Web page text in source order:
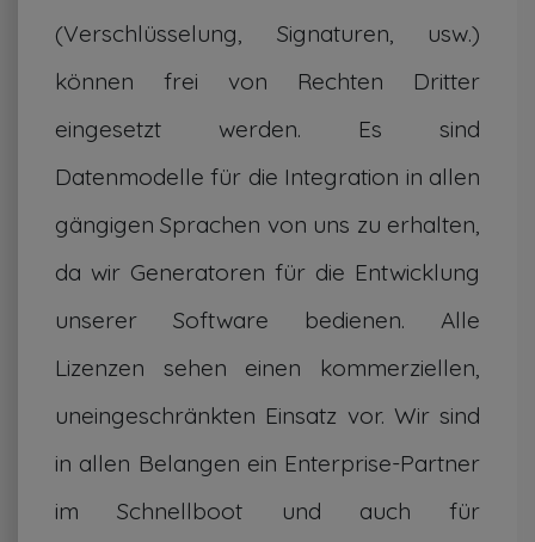
(Verschlüsselung, Signaturen, usw.)
können frei von Rechten Dritter
eingesetzt werden. Es sind
Datenmodelle für die Integration in allen
gängigen Sprachen von uns zu erhalten,
da wir Generatoren für die Entwicklung
unserer Software bedienen. Alle
Lizenzen sehen einen kommerziellen,
uneingeschränkten Einsatz vor. Wir sind
in allen Belangen ein Enterprise-Partner
im Schnellboot und auch für